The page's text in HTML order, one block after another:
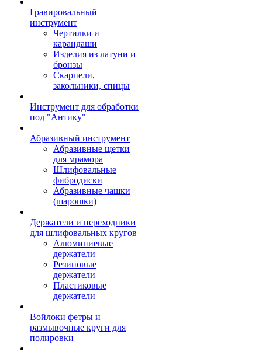
Гравировальный
инструмент
Чертилки и
карандаши
Изделия из латуни и
бронзы
Скарпели,
закольники, спицы
Инструмент для обработки
под "Антику"
Абразивный инструмент
Абразивные щетки
для мрамора
Шлифовальные
фибродиски
Абразивные чашки
(шарошки)
Держатели и переходники
для шлифовальных кругов
Алюминиевые
держатели
Резиновые
держатели
Пластиковые
держатели
Войлоки фетры и
размывочные круги для
полировки